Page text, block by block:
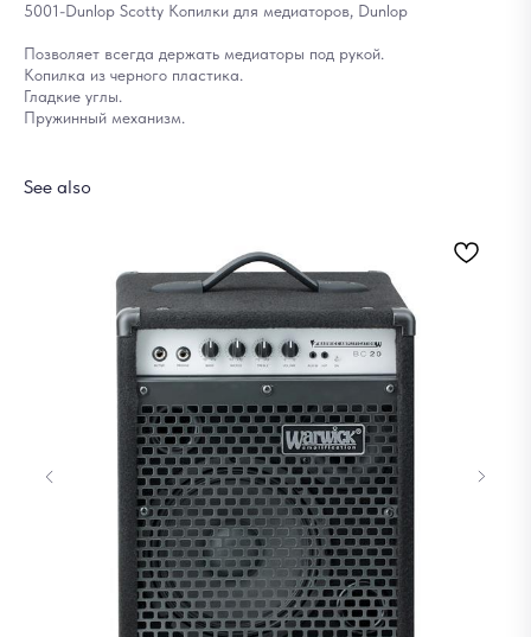
5001-Dunlop Scotty Копилки для медиаторов, Dunlop
Позволяет всегда держать медиаторы под рукой.
Копилка из черного пластика.
Гладкие углы.
Пружинный механизм.
See also